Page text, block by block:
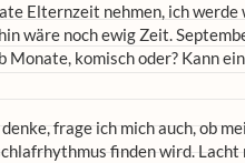
Elternzeit nehmen, ich werde
wäre noch ewig Zeit.
Monate, komisch oder? Kann
frage ich mich auch, ob
finden wird. Lacht